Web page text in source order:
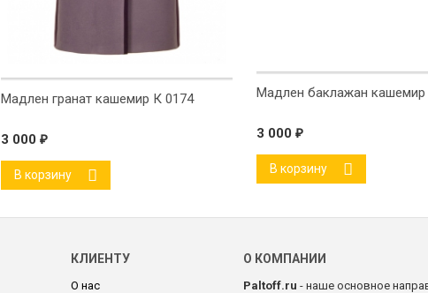
Мадлен гранат кашемир К 0174
3 000 ₽
В корзину
Мадлен баклажан кашемир
3 000 ₽
В корзину
КЛИЕНТУ
О нас
О КОМПАНИИ
Paltoff.ru - наше основное